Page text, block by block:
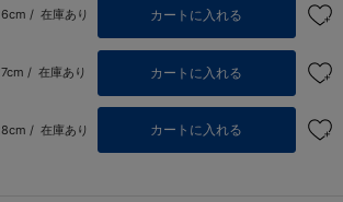
/ 在庫あり カートに入れる
/ 在庫あり カートに入れる
/ 在庫あり カートに入れる